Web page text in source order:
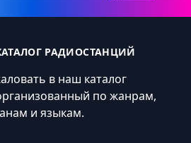
КАТАЛОГ РАДИОСТАНЦИЙ
в наш каталог
по жанрам,
и языкам.